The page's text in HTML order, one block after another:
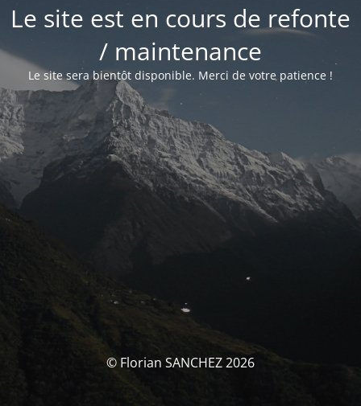
Le site est en cours de refonte
/ maintenance
Le site sera bientôt disponible. Merci de votre patience !
© Florian SANCHEZ 2026